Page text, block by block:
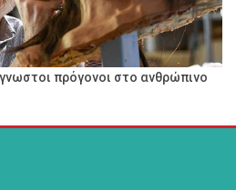
πρόγονοι στο ανθρώπινο